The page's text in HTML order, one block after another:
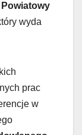
Powiatowy
wyda
prac
w